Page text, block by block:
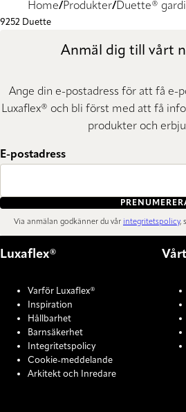
Home Produkter Duette®
9252 Duette
Anmäl dig till vårt
Ange din e-postadress för att få e-
Luxaflex® och bli först med att få
produkter och
E-postadress
Via anmälan godkänner du vår integritetspolicy,
Luxaflex®
Varför Luxaflex®
Inspiration
Hållbarhet
Barnsäkerhet
Integritetspolicy
Cookie-meddelande
Arkitekt och Inredare